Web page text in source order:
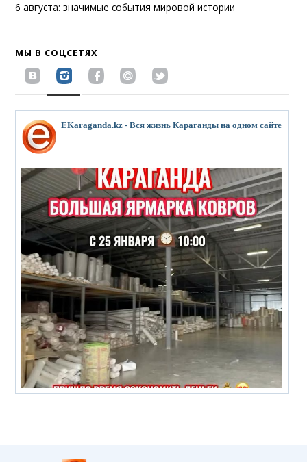
6 августа: значимые события мировой истории
МЫ В СОЦСЕТЯХ
EKaraganda.kz - Вся жизнь Караганды на одном сайте